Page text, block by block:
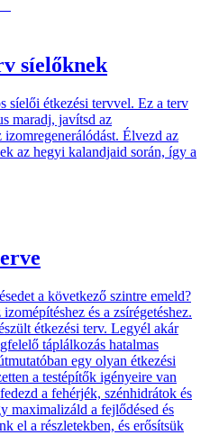
síelőknek
síelői étkezési tervvel. Ez a terv
maradj, javítsd az
izomregenerálódást. Élvezd az
az hegyi kalandjaid során, így a
a következő szintre emeld?
és a zsírégetéshez.
étkezési terv. Legyél akár
táplálkozás hatalmas
egy olyan étkezési
a testépítők igényeire van
a fehérjék, szénhidrátok és
maximalizáld a fejlődésed és
el a részletekben, és erősítsük